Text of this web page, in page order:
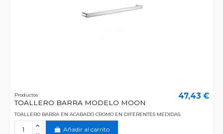
Productos
TOALLERO BARRA MODELO MOON
47,43 €
TOALLERO BARRA EN ACABADO CROMO EN DIFERENTES MEDIDAS.
Añadir al carrito